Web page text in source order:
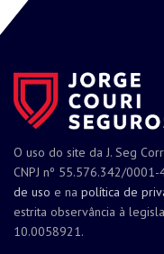
O uso do site da J. Seg
CNPJ nº 55.576.342/
de uso e na política de
estrita observância à
10.0058921.